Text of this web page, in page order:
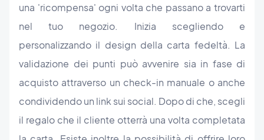
una 'ricompensa' ogni volta che passano a trovarti
nel tuo negozio. Inizia scegliendo e
personalizzando il design della carta fedeltà. La
validazione dei punti può avvenire sia in fase di
acquisto attraverso un check-in manuale o anche
condividendo un link sui social. Dopo di che, scegli
il regalo che il cliente otterrà una volta completata